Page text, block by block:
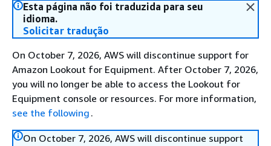
Esta página não foi traduzida para seu
idioma.
Solicitar tradução
On October 7, 2026, AWS will discontinue support for
Amazon Lookout for Equipment. After October 7, 2026,
you will no longer be able to access the Lookout for
Equipment console or resources. For more information,
see the following .
On October 7, 2026, AWS will discontinue support